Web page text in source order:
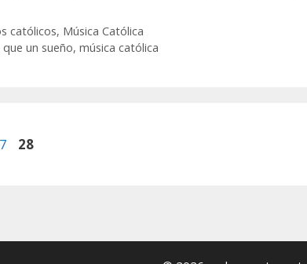
católicos, Música Católica
que un sueño,música católica
Página
28